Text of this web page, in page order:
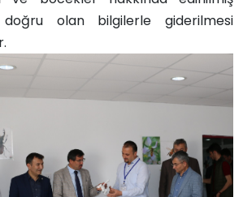
doğru olan bilgilerle giderilmesi